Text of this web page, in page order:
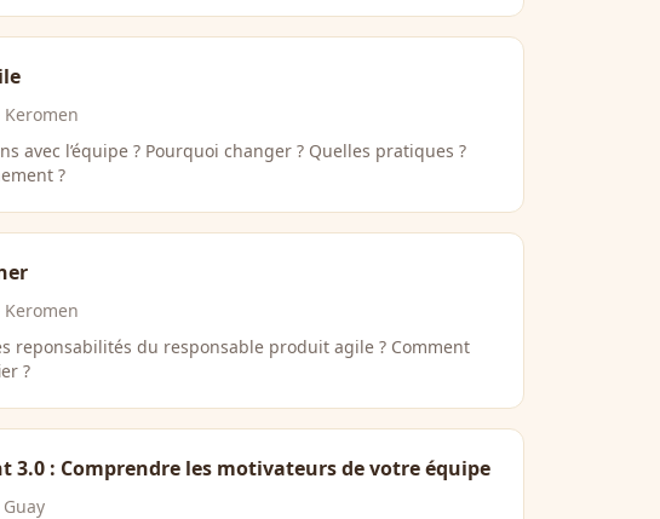
avec l’équipe ? Pourquoi changer ? Quelles pratiques ?
?
reponsabilités du responsable produit agile ? Comment
?
3.0 : Comprendre les motivateurs de votre équipe